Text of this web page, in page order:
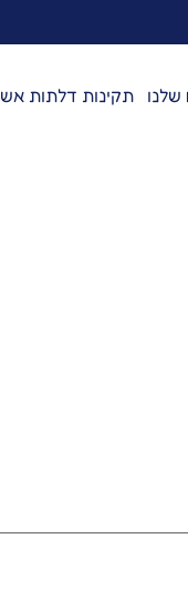
שלנו תקינות דלתות אש